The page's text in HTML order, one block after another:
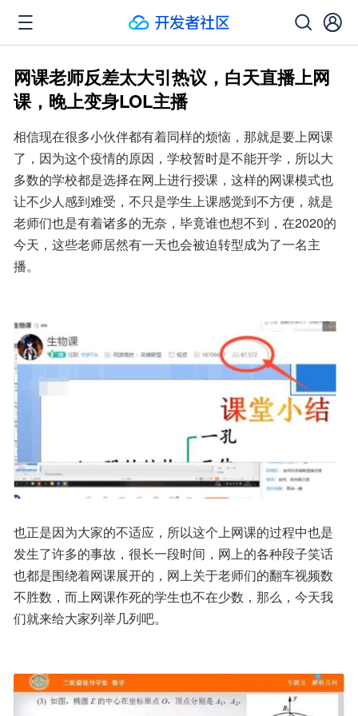
网课老师反差太大引热议，白天直播上网
课，晚上变身LOL主播
相信现在很多小伙伴都有着同样的烦恼，那就是要上网课
了，因为这个疫情的原因，学校暂时是不能开学，所以大
多数的学校都是选择在网上进行授课，这样的网课模式也
让不少人感到难受，不只是学生上课感觉到不方便，就是
老师们也是有着诸多的无奈，毕竟谁也想不到，在2020的
今天，这些老师居然有一天也会被迫转型成为了一名主
播。
也正是因为大家的不适应，所以这个上网课的过程中也是
发生了许多的事故，很长一段时间，网上的各种段子笑话
也都是围绕着网课展开的，网上关于老师们的翻车视频数
不胜数，而上网课作死的学生也不在少数，那么，今天我
们就来给大家列举几列吧。